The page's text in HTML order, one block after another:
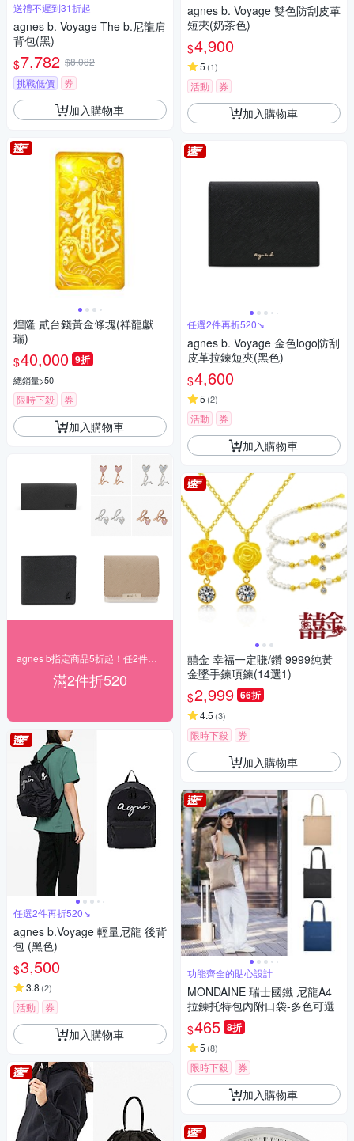
送禮不遲到31折起
agnes b. Voyage The b.尼龍肩
背包(黑)
$7,782 $8,082
挑戰低價
券
加入購物車
煌隆 貳台錢黃金條塊(祥龍獻
瑞)
$40,000 9折
總銷量>50
限時下殺 券
加入購物車
滿2件折520
任選2件再折520↘
agnes b.Voyage 輕量尼龍 後背
包 (黑色)
$3,500
3.8 (2)
活動 券
加入購物車
agnes b. Voyage 雙色防刮皮革
短夾(奶茶色)
$4,900
5 (1)
活動 券
加入購物車
任選2件再折520↘
agnes b. Voyage 金色logo防刮
皮革拉鍊短夾(黑色)
$4,600
5 (2)
活動 券
加入購物車
囍金 幸福一定賺/鑽 9999純黃
金墜手鍊項鍊(14選1)
$2,999 66折
4.5 (3)
限時下殺 券
加入購物車
功能齊全的貼心設計
MONDAINE 瑞士國鐵 尼龍A4
拉鍊托特包內附口袋-多色可選
$465 8折
5 (8)
限時下殺 券
加入購物車